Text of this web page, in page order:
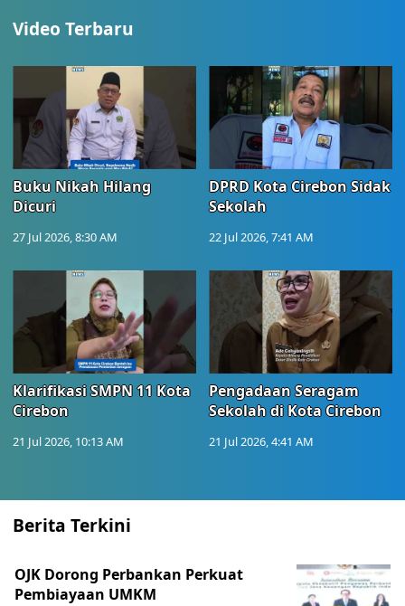
Video Terbaru
Buku Nikah Hilang
Dicuri
27 Jul 2026, 8:30 AM
DPRD Kota Cirebon Sidak
Sekolah
22 Jul 2026, 7:41 AM
Klarifikasi SMPN 11 Kota
Cirebon
21 Jul 2026, 10:13 AM
Pengadaan Seragam
Sekolah di Kota Cirebon
21 Jul 2026, 4:41 AM
Berita Terkini
OJK Dorong Perbankan Perkuat
Pembiayaan UMKM